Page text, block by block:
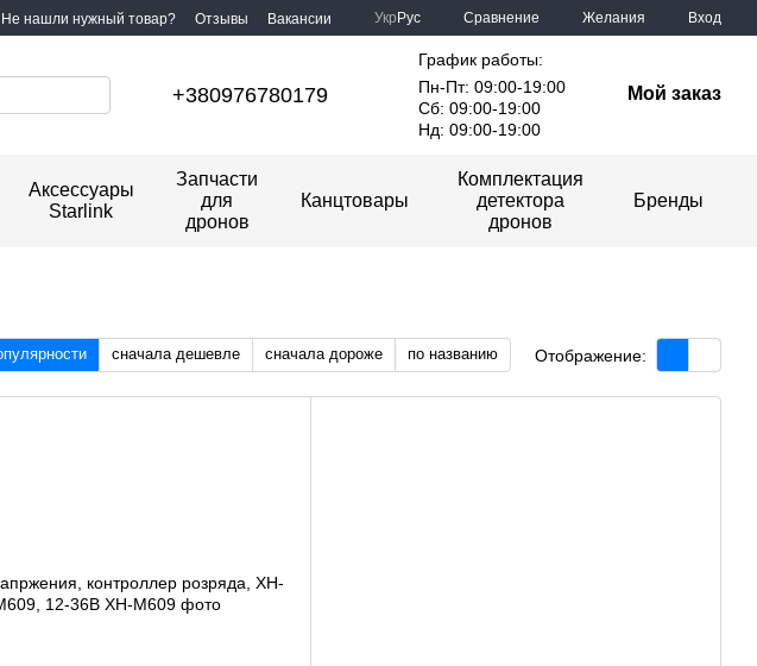
Не нашли нужный товар? Отзывы Вакансии Укр Рус Сравнение Желания Вход
+380976780179
График работы:
Пн-Пт: 09:00-19:00
Сб: 09:00-19:00
Нд: 09:00-19:00
Мой заказ
Аксессуары
Starlink
Запчасти
для
дронов
Канцтовары
Комплектация
детектора
дронов
Бренды
сначала дешевле сначала дороже по названию Отображение: